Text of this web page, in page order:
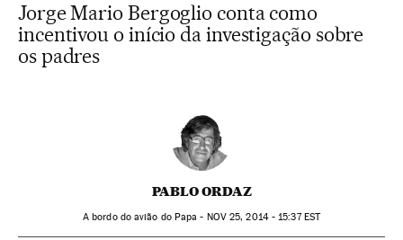
Jorge Mario Bergoglio conta como
incentivou o início da investigação sobre
os padres
PABLO ORDAZ
A bordo do avião do Papa - NOV25, 2014 - 15:37EST